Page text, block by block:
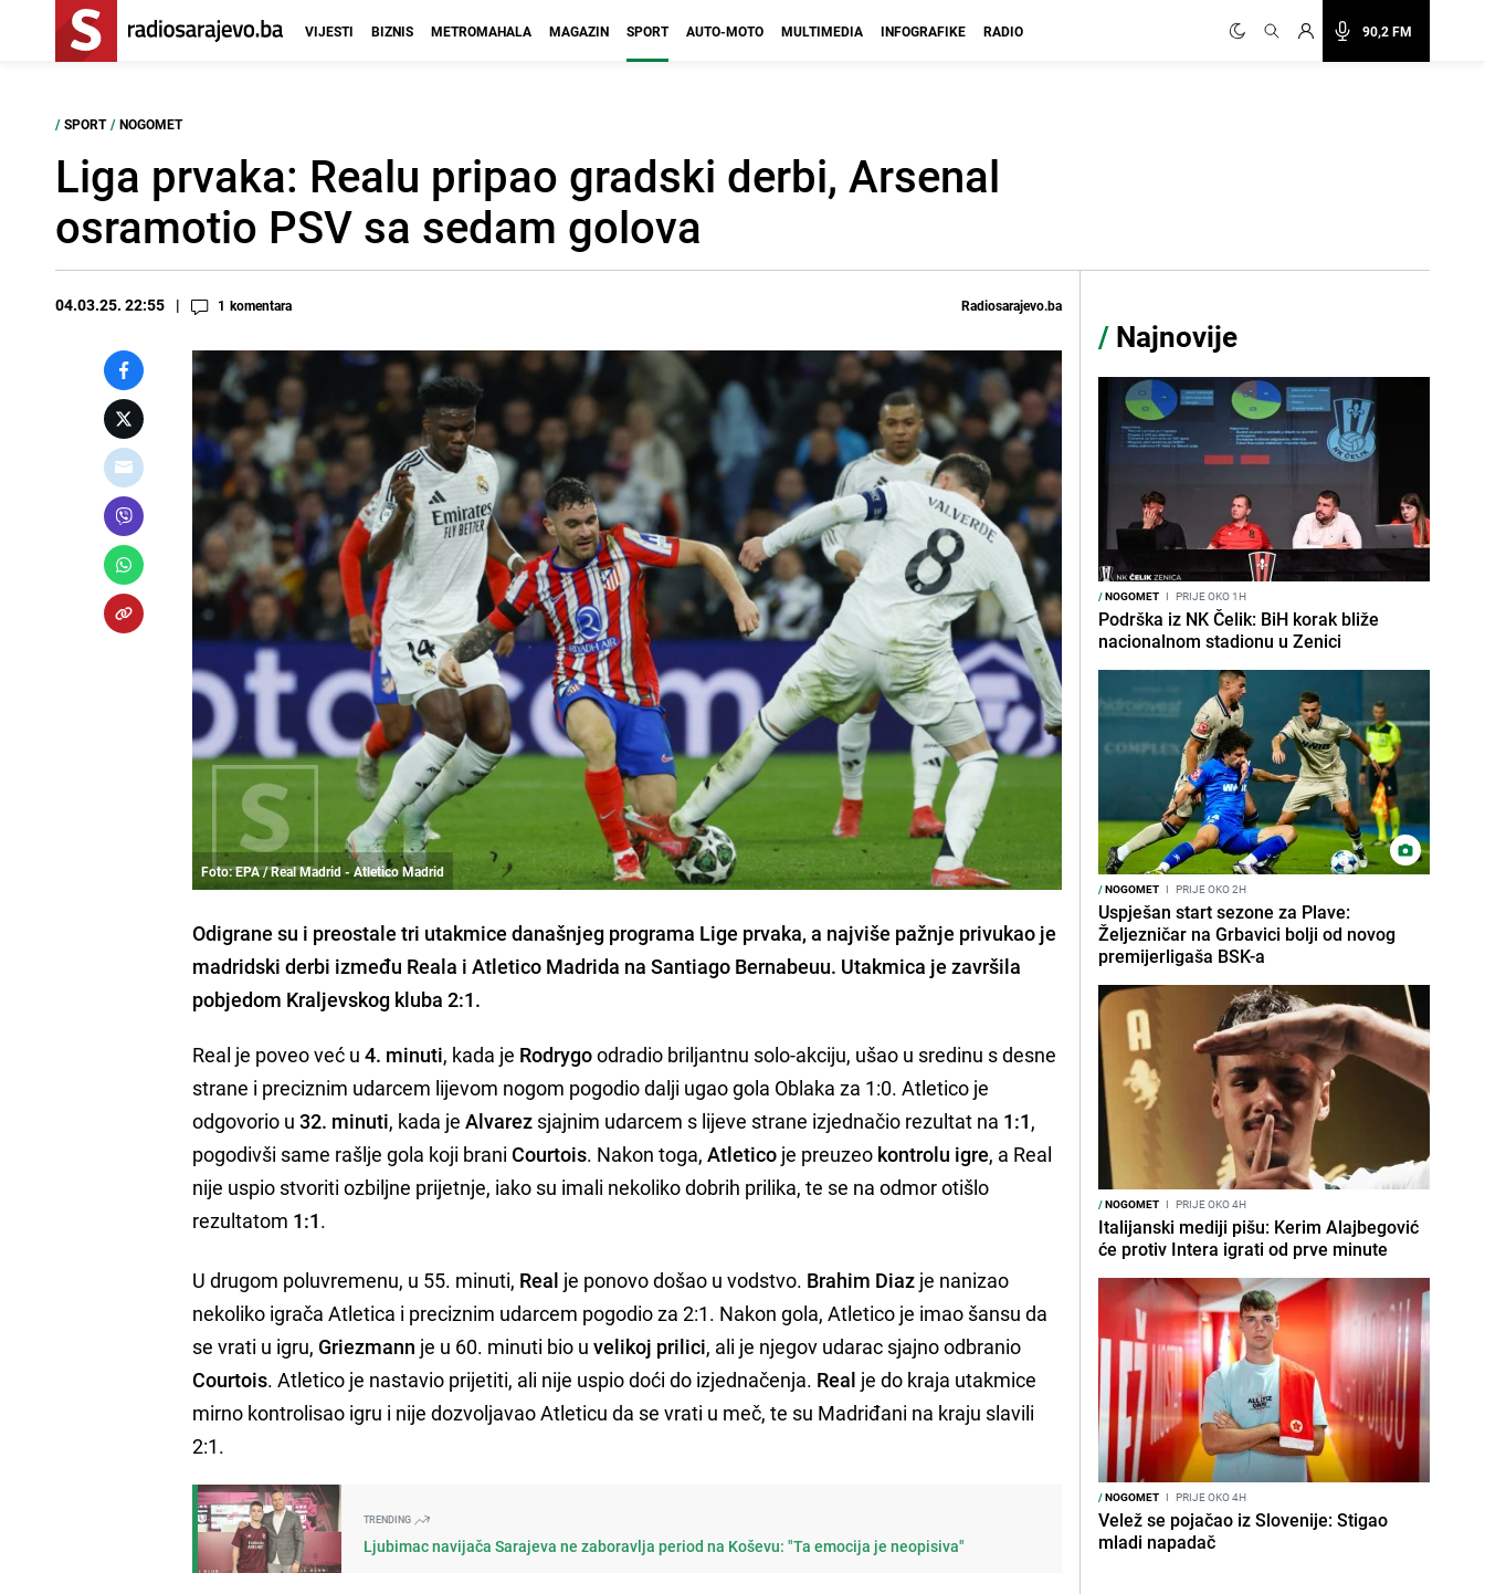
90,2 FM
VIJESTI BIZNIS METROMAHALA MAGAZIN SPORT AUTO-MOTO MULTIMEDIA INFOGRAFIKE RADIO
/ SPORT / NOGOMET
Liga prvaka: Realu pripao gradski derbi, Arsenal
osramotio PSV sa sedam golova
04.03.25. 22:55 1 komentara Radiosarajevo.ba
Foto: EPA / Real Madrid - Atletico Madrid
Odigrane su i preostale tri utakmice današnjeg programa Lige prvaka, a najviše pažnje privukao je
madridski derbi između Reala i Atletico Madrida na Santiago Bernabeuu. Utakmica je završila
pobjedom Kraljevskog kluba 2:1.
Real je poveo već u4. minuti, kada je Rodrygoodradio briljantnu solo-akciju, ušao u sredinu s desne
strane i preciznim udarcem lijevom nogom pogodio dalji ugao gola Oblaka za 1:0. Atletico je
odgovorio u32. minuti, kada jeAlvarez sjajnim udarcem s lijeve strane izjednačio rezultat na 1:1,
pogodivši same rašlje gola koji braniCourtois. Nakon toga,Atletico je preuzeo kontrolu igre, a Real
nije uspio stvoriti ozbiljne prijetnje, iako su imali nekoliko dobrih prilika, te se na odmor otišlo
rezultatom 1:1.
U drugom poluvremenu, u 55. minuti, Real je ponovo došao u vodstvo. Brahim Diaz je nanizao
nekoliko igrača Atletica i preciznim udarcem pogodio za 2:1. Nakon gola, Atletico je imao šansu da
se vrati u igru, Griezmann je u 60. minuti bio uvelikoj prilici, ali je njegov udarac sjajno odbranio
Courtois. Atletico je nastavio prijetiti, ali nije uspio doći do izjednačenja. Real je do kraja utakmice
mirno kontrolisao igru i nije dozvoljavao Atleticu da se vrati u meč, te su Madriđani na kraju slavili
2:1.
TRENDING
Ljubimac navijača Sarajeva ne zaboravlja period na Koševu: "Ta emocija je neopisiva"
/ Najnovije
/NOGOMET I PRIJE OKO 1H
Podrška iz NK Čelik: BiH korak bliže
nacionalnom stadionu u Zenici
/NOGOMET I PRIJE OKO 2H
Uspješan start sezone za Plave:
Željezničar na Grbavici bolji od novog
premijerligaša BSK-a
/NOGOMET I PRIJE OKO 4H
Italijanski mediji pišu: Kerim Alajbegović
će protiv Intera igrati od prve minute
/NOGOMET I PRIJE OKO 4H
Velež se pojačao iz Slovenije: Stigao
mladi napadač